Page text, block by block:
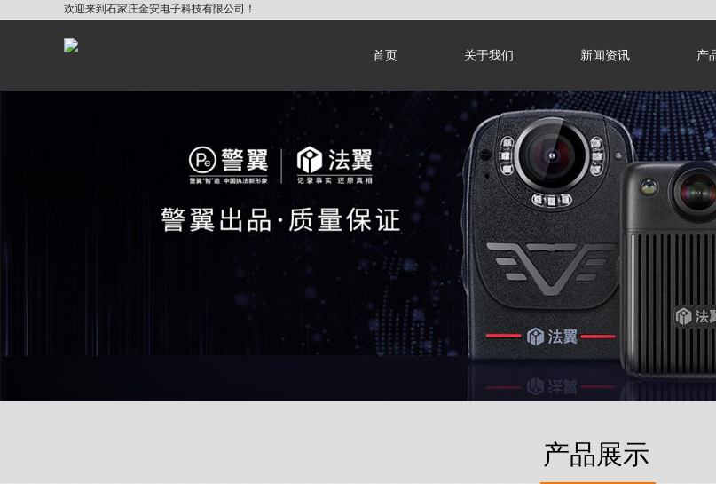
欢迎来到石家庄金安电子科技有限公司！
首页 关于我们 新闻资讯 产
产品展示